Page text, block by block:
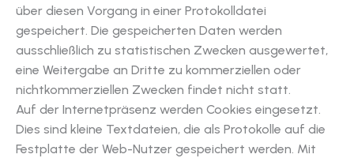
über diesen Vorgang in einer Protokolldatei
gespeichert. Die gespeicherten Daten werden
ausschließlich zu statistischen Zwecken ausgewertet,
eine Weitergabe an Dritte zu kommerziellen oder
nichtkommerziellen Zwecken findet nicht statt.
Auf der Internetpräsenz werden Cookies eingesetzt.
Dies sind kleine Textdateien, die als Protokolle auf die
Festplatte der Web-Nutzer gespeichert werden. Mit